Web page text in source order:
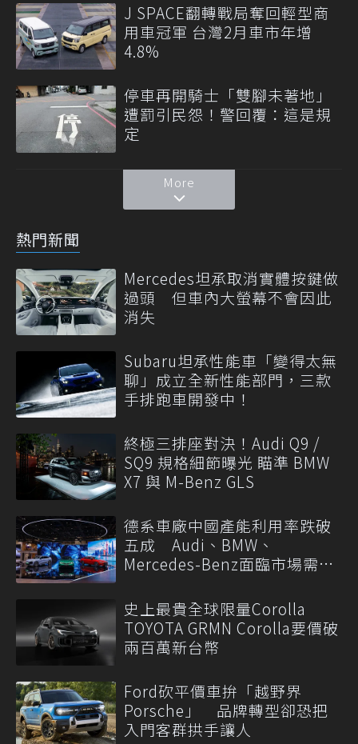
J SPACE翻轉戰局奪回輕型商
用車冠軍 台灣2月車市年增
4.8%
停車再開騎士「雙腳未著地」
遭罰引民怨！警回覆：這是規
定
More
熱門新聞
Mercedes坦承取消實體按鍵做
過頭 但車內大螢幕不會因此
消失
Subaru坦承性能車「變得太無
聊」成立全新性能部門，三款
手排跑車開發中！
終極三排座對決！Audi Q9 /
SQ9 規格細節曝光 瞄準 BMW
X7 與 M-Benz GLS
德系車廠中國產能利用率跌破
五成 Audi、BMW、
Mercedes-Benz面臨市場需求
史上最貴全球限量Corolla
TOYOTA GRMN Corolla要價破
兩百萬新台幣
Ford砍平價車拚「越野界
Porsche」 品牌轉型卻恐把
入門客群拱手讓人